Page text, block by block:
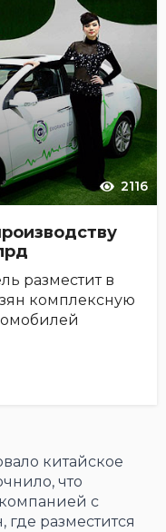
2116
разместит в
комплексную
китайское
что
с
где разместится